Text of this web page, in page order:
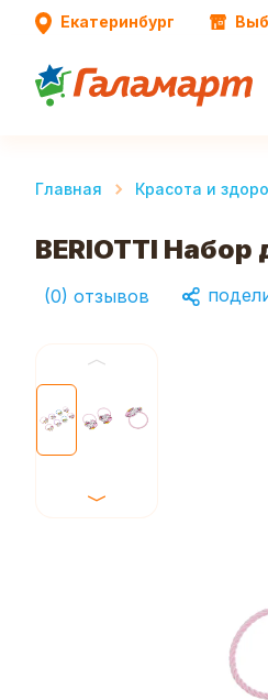
Екатеринбург
Главная Красота и
BERIOTTI
(0) отзывов